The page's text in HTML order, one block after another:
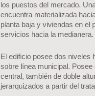
los puestos del mercado.
encuentra materializada
planta baja y viviendas en el
servicios hacia la medianera.
El edificio posee dos niveles
sobre línea municipal.
central, también de doble
jerarquizados a partir del